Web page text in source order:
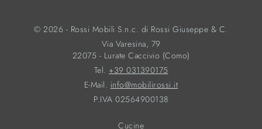
© 2026 - Rossi Mobili S.n.c. di Rossi Giuseppe & C.
Via Varesina, 79
22075 - Lurate Caccivio (Como)
Tel. +39 031390175
E-Mail. info@mobilirossi.it
P.IVA 02564900138
Cucine